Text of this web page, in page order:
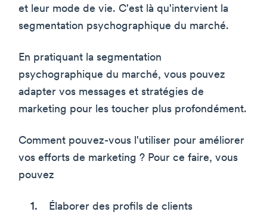
et leur mode de vie. C'est là qu'intervient la
segmentation psychographique du marché.
En pratiquant la segmentation
psychographique du marché, vous pouvez
adapter vos messages et stratégies de
marketing pour les toucher plus profondément.
Comment pouvez-vous l'utiliser pour améliorer
vos efforts de marketing ? Pour ce faire, vous
pouvez
Élaborer des profils de clients